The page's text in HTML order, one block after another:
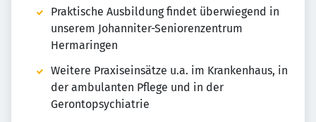
Praktische Ausbildung findet überwiegend in
unserem Johanniter-Seniorenzentrum
Hermaringen
Weitere Praxiseinsätze u.a. im Krankenhaus, in
der ambulanten Pflege und in der
Gerontopsychiatrie